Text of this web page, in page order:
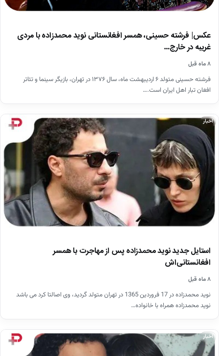
عکس| فرشته حسینی، همسر افغانستانی نوید محمدزاده با مردی
غریبه در خارج…
۸ ماه قبل
فرشته حسینی متولد ۶ اردیبهشت ماه، سال ۱۳۷۶ در تهران، بازیگر سینما و تئاتر
افغان‌ تبار اهل ایران است.…
اخبار
استایل جدید نوید محمدزاده پس از مهاجرت با همسر
افغانستانی‌اش
۸ ماه قبل
نوید محمدزاده در 17 فروردین 1365 در تهران متولد گردید، وی اصالتا کرد می باشد
نوید محمدزاده همراه با خانواده…
اخبار